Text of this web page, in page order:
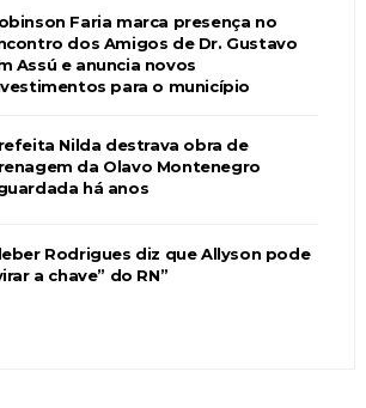
Faria marca presença no
dos Amigos de Dr. Gustavo
Assú e anuncia novos
para o município
Nilda destrava obra de
da Olavo Montenegro
há anos
Rodrigues diz que Allyson pode
a chave” do RN”